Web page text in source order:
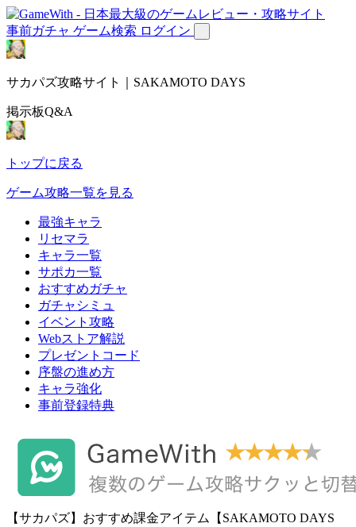
事前ガチャ ゲーム検索 ログイン
サカパズ攻略サイト｜SAKAMOTO DAYS
掲示板Q&A
トップに戻る
ゲーム攻略一覧を見る
最強キャラ
リセマラ
キャラ一覧
サポカ一覧
おすすめガチャ
ガチャシミュ
イベント攻略
Webストア解説
プレゼントコード
序盤の進め方
キャラ強化
事前登録特典
【サカパズ】おすすめ課金アイテム【SAKAMOTO DAYS